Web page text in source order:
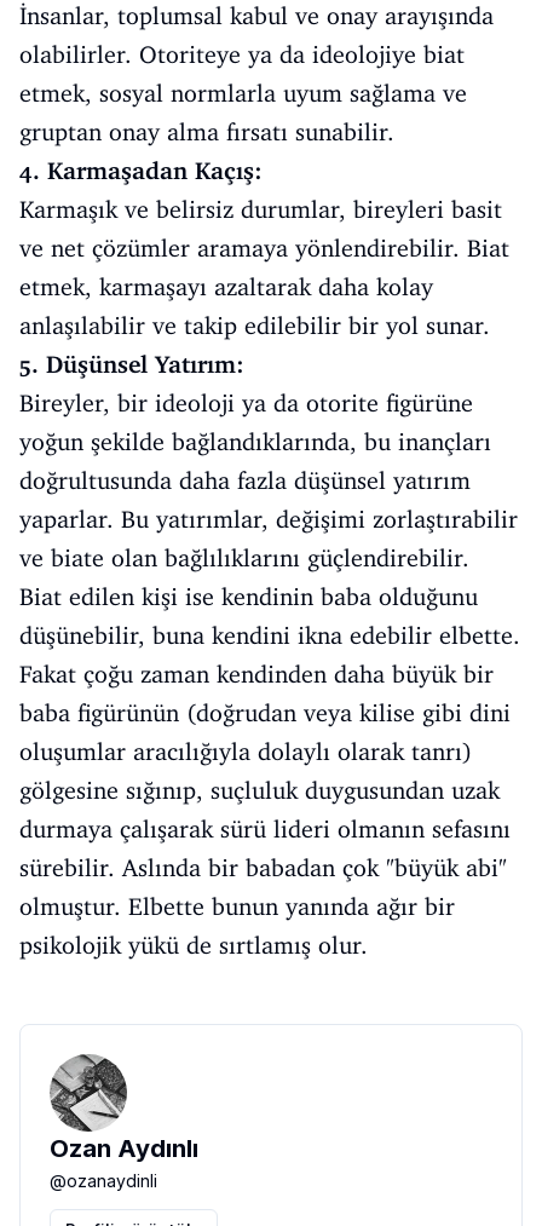
İnsanlar, toplumsal kabul ve onay arayışında
olabilirler. Otoriteye ya da ideolojiye biat
etmek, sosyal normlarla uyum sağlama ve
gruptan onay alma fırsatı sunabilir.
4. Karmaşadan Kaçış:
Karmaşık ve belirsiz durumlar, bireyleri basit
ve net çözümler aramaya yönlendirebilir. Biat
etmek, karmaşayı azaltarak daha kolay
anlaşılabilir ve takip edilebilir bir yol sunar.
5. Düşünsel Yatırım:
Bireyler, bir ideoloji ya da otorite figürüne
yoğun şekilde bağlandıklarında, bu inançları
doğrultusunda daha fazla düşünsel yatırım
yaparlar. Bu yatırımlar, değişimi zorlaştırabilir
ve biate olan bağlılıklarını güçlendirebilir.
Biat edilen kişi ise kendinin baba olduğunu
düşünebilir, buna kendini ikna edebilir elbette.
Fakat çoğu zaman kendinden daha büyük bir
baba figürünün (doğrudan veya kilise gibi dini
oluşumlar aracılığıyla dolaylı olarak tanrı)
gölgesine sığınıp, suçluluk duygusundan uzak
durmaya çalışarak sürü lideri olmanın sefasını
sürebilir. Aslında bir babadan çok "büyük abi"
olmuştur. Elbette bunun yanında ağır bir
psikolojik yükü de sırtlamış olur.
Ozan Aydınlı
@ozanaydinli